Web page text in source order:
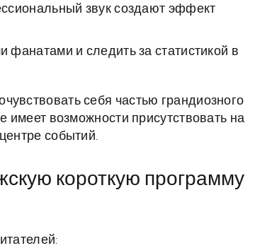
звук создают эффект
и следить за статистикой в
себя частью грандиозного
имеет возможности присутствовать на
событий.
короткую программу